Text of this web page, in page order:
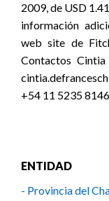
2009, de USD
información
web site de
Contactos
+54 11 5235
ENTIDAD
- Provincia del